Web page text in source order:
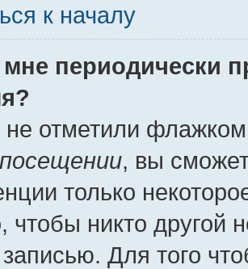
к началу
периодически
отметили
, вы
только
чтобы никто другой
Для того